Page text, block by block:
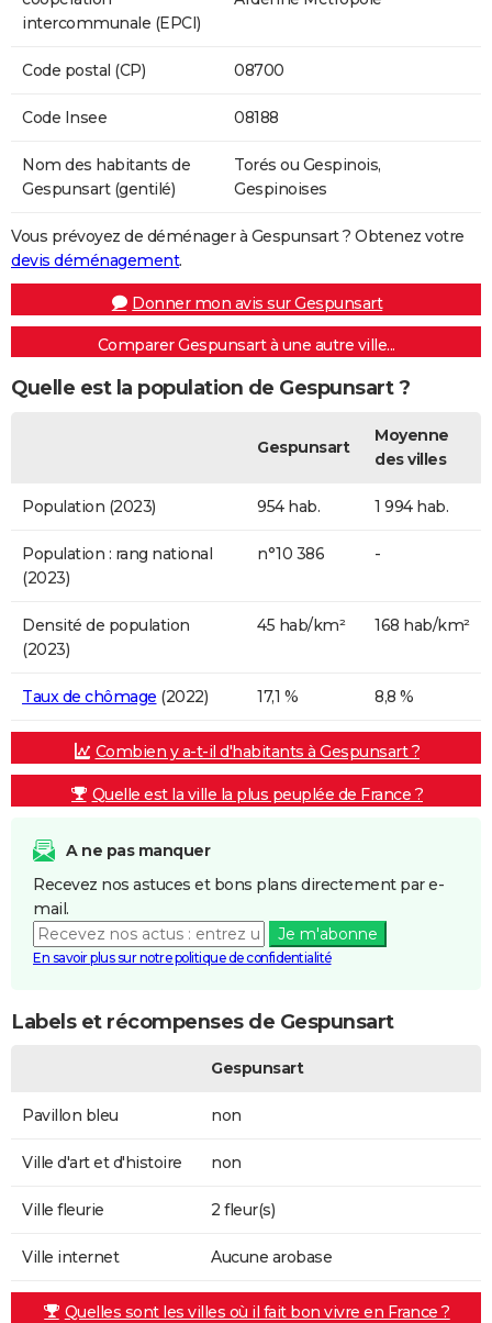
intercommunale (EPCI)
Code postal (CP) 08700
Code Insee 08188
Nom des habitants de
Gespunsart (gentilé)
Torés ou Gespinois,
Gespinoises
Vous prévoyez de déménager à Gespunsart ? Obtenez votre
devis déménagement.
Donner mon avis sur Gespunsart
Comparer Gespunsart à une autre ville...
Quelle est la population de Gespunsart ?
Gespunsart
Moyenne
des villes
Population (2023) 954 hab. 1 994 hab.
Population : rang national
(2023)
n°10 386 -
Densité de population
(2023)
45 hab/km² 168 hab/km²
Taux de chômage (2022) 17,1 % 8,8 %
Combien y a-t-il d'habitants à Gespunsart ?
Quelle est la ville la plus peuplée de France ?
A ne pas manquer
Recevez nos astuces et bons plans directement par e-
mail.
Je m'abonne
En savoir plus sur notre politique de confidentialité
Labels et récompenses de Gespunsart
Gespunsart
Pavillon bleu non
Ville d'art et d'histoire non
Ville fleurie 2 fleur(s)
Ville internet Aucune arobase
Quelles sont les villes où il fait bon vivre en France ?